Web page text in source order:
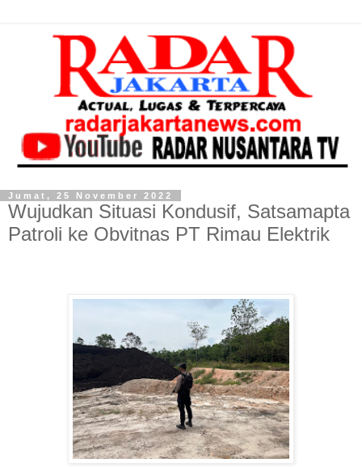
Jumat, 25 November 2022
Wujudkan Situasi Kondusif, Satsamapta
Patroli ke Obvitnas PT Rimau Elektrik